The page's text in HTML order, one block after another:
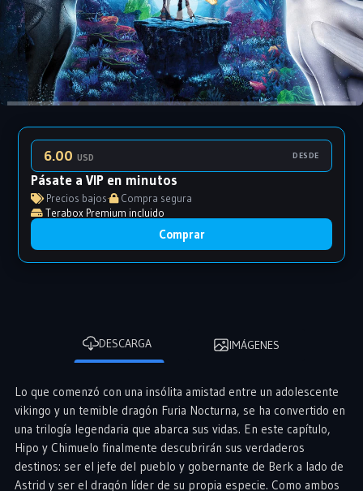
6.00USD DESDE
Pásate a VIP en minutos
Precios bajos·
Compra segura
Terabox Premium incluido
Comprar
DESCARGA IMÁGENES
Lo que comenzó con una insólita amistad entre un adolescente
vikingo y un temible dragón Furia Nocturna, se ha convertido en
una trilogía legendaria que abarca sus vidas. En este capítulo,
Hipo y Chimuelo finalmente descubrirán sus verdaderos
destinos: ser el jefe del pueblo y gobernante de Berk a lado de
Astrid y ser el dragón líder de su propia especie. Como ambos